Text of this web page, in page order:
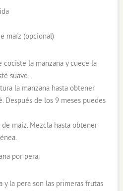
maíz (opcional)
cociste la manzana y cuece la
suave.
la manzana hasta obtener
Después de los 9 meses puedes
maíz. Mezcla hasta obtener
por pera.
y la pera son las primeras frutas